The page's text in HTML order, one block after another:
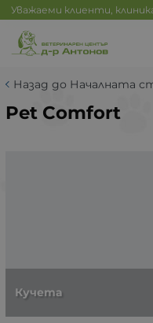
Уважаеми клиенти,
Назад до Началната
Pet Comfort
Кучета